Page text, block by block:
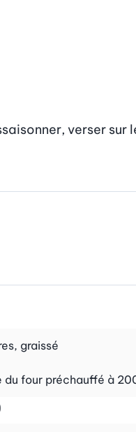
verser
graissé
four préchauffé à